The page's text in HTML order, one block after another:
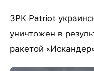
ЗРК Patriot
уничтожен в
ракетой